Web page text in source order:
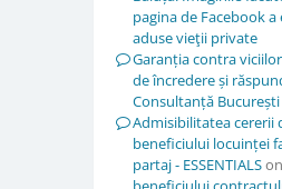
pagina de Facebook a
aduse vieţii private
Garanția contra
de încredere și
Consultanță București
Admisibilitatea cererii
beneficiului locuinței
partaj - ESSENTIALSon